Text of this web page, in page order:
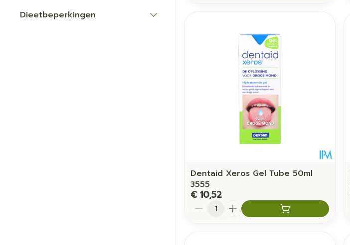
Dieetbeperkingen
Dentaid Xeros Gel Tube 50ml
3555
€ 10,52
Aantal